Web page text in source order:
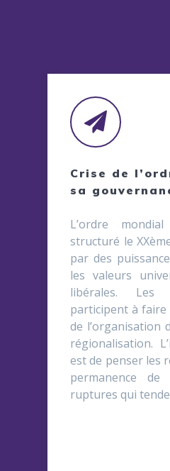
Crise de
sa
L’ordre
structuré le
par des
les valeurs
libérales. Les
participent à faire
de l’organisation
régionalisation.
est de penser les
permanence
ruptures qui